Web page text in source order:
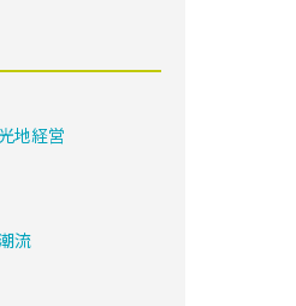
地経営
流